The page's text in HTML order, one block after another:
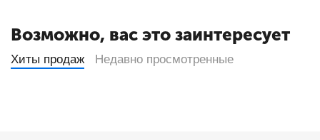
Возможно, вас это заинтересует
Хиты продаж Недавно просмотренные